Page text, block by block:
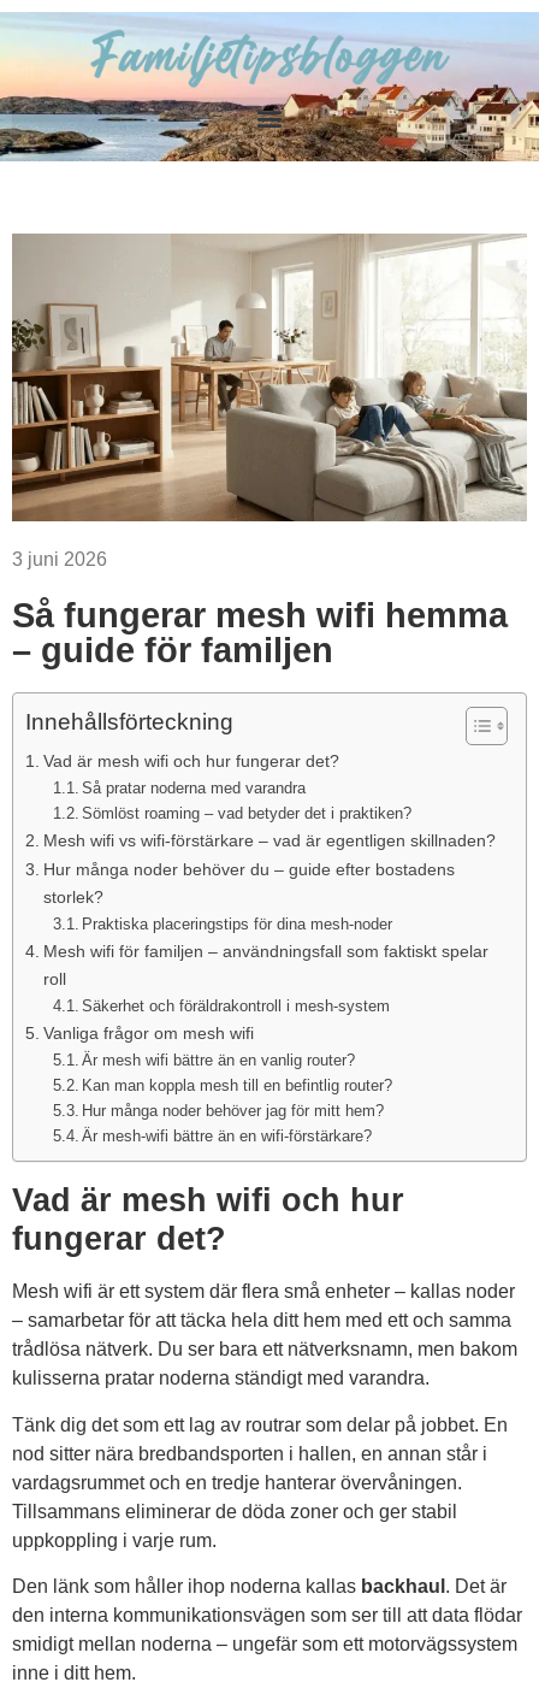
3 juni 2026
Så fungerar mesh wifi hemma
– guide för familjen
Innehållsförteckning
Vad är mesh wifi och hur fungerar det?
Så pratar noderna med varandra
Sömlöst roaming – vad betyder det i praktiken?
Mesh wifi vs wifi-förstärkare – vad är egentligen skillnaden?
Hur många noder behöver du – guide efter bostadens
storlek?
Praktiska placeringstips för dina mesh-noder
Mesh wifi för familjen – användningsfall som faktiskt spelar
roll
Säkerhet och föräldrakontroll i mesh-system
Vanliga frågor om mesh wifi
Är mesh wifi bättre än en vanlig router?
Kan man koppla mesh till en befintlig router?
Hur många noder behöver jag för mitt hem?
Är mesh-wifi bättre än en wifi-förstärkare?
Vad är mesh wifi och hur
fungerar det?
Mesh wifi är ett system där flera små enheter – kallas noder
– samarbetar för att täcka hela ditt hem med ett och samma
trådlösa nätverk. Du ser bara ett nätverksnamn, men bakom
kulisserna pratar noderna ständigt med varandra.
Tänk dig det som ett lag av routrar som delar på jobbet. En
nod sitter nära bredbandsporten i hallen, en annan står i
vardagsrummet och en tredje hanterar övervåningen.
Tillsammans eliminerar de döda zoner och ger stabil
uppkoppling i varje rum.
Den länk som håller ihop noderna kallas backhaul . Det är
den interna kommunikationsvägen som ser till att data flödar
smidigt mellan noderna – ungefär som ett motorvägssystem
inne i ditt hem.